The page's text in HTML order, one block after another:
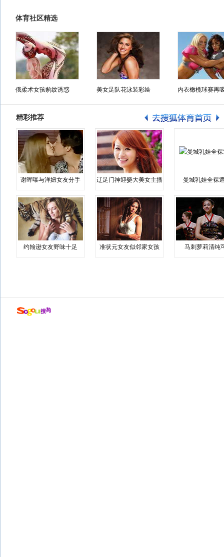
体育社区精选
俄柔术女孩豹纹诱惑 美女足队花泳装彩绘 内衣橄榄球赛再
精彩推荐
谢晖曝与洋妞女友分手 辽足门神迎娶大美女主播 曼城乳娃全裸
约翰逊女友野味十足 准状元女友似邻家女孩 马刺萝莉清纯